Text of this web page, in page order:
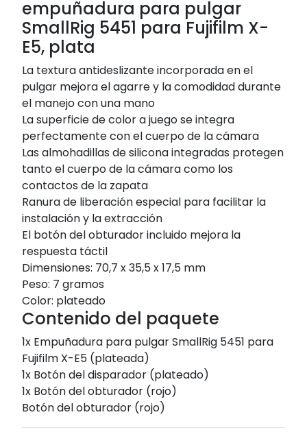
empuñadura para pulgar
SmallRig 5451 para Fujifilm X-
E5, plata
La textura antideslizante incorporada en el
pulgar mejora el agarre y la comodidad durante
el manejo con una mano
La superficie de color a juego se integra
perfectamente con el cuerpo de la cámara
Las almohadillas de silicona integradas protegen
tanto el cuerpo de la cámara como los
contactos de la zapata
Ranura de liberación especial para facilitar la
instalación y la extracción
El botón del obturador incluido mejora la
respuesta táctil
Dimensiones: 70,7 x 35,5 x 17,5 mm
Peso: 7 gramos
Color: plateado
Contenido del paquete
1x Empuñadura para pulgar SmallRig 5451 para
Fujifilm X-E5 (plateada)
1x Botón del disparador (plateado)
1x Botón del obturador (rojo)
Botón del obturador (rojo)